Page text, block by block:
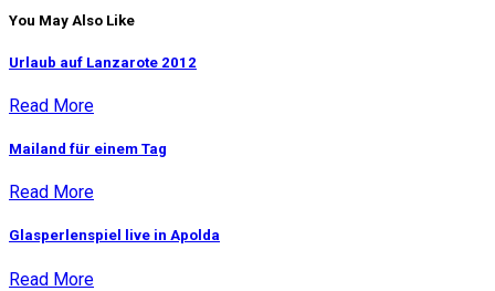
You May Also Like
Urlaub auf Lanzarote 2012
Read More
Mailand für einem Tag
Read More
Glasperlenspiel live in Apolda
Read More